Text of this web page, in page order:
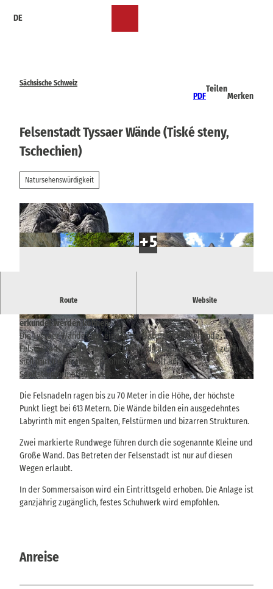
DE
Sächsische Schweiz
PDF
Teilen
Merken
Felsenstadt Tyssaer Wände (Tiské steny,
Tschechien)
Natursehenswürdigkeit
© via www.saechsische-schweiz.de, Madlen Ro
gge |CC-BY-SA
© viawww.saechsische-schweiz.de, Madlen Ro
gge |CC-BY-SA
Route Website
Weitläufiges Felsenlabyrinth bei Tisá in Tschechien mit
erkundet werden können.
Die Tyssaer Wände sind eine unter Naturschutz stehende
Felsenstadt bei Tisá im Kreis Ústí nad Labem. Das Gebiet zeichnet
sich durch eine außergewöhnliche Vielfalt an
Sandsteinformationen aus.
Die Felsnadeln ragen bis zu 70 Meter in die Höhe, der höchste
Punkt liegt bei 613 Metern. Die Wände bilden ein ausgedehntes
Labyrinth mit engen Spalten, Felstürmen und bizarren Strukturen.
Zwei markierte Rundwege führen durch die sogenannte Kleine und
Große Wand. Das Betreten der Felsenstadt ist nur auf diesen
Wegen erlaubt.
In der Sommersaison wird ein Eintrittsgeld erhoben. Die Anlage ist
ganzjährig zugänglich, festes Schuhwerk wird empfohlen.
Anreise